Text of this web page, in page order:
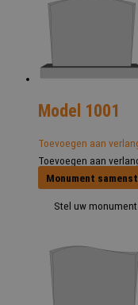
Model 1001
Toevoegen aan
Toevoegen aan
Monument
Stel uw